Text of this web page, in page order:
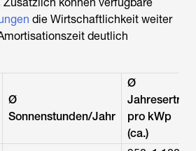
die Wirtschaftlichkeit weiter
deutlich
Ø
Sonnenstunden/Jahr
Ø
Jahresertrag
pro kWp
(ca.)